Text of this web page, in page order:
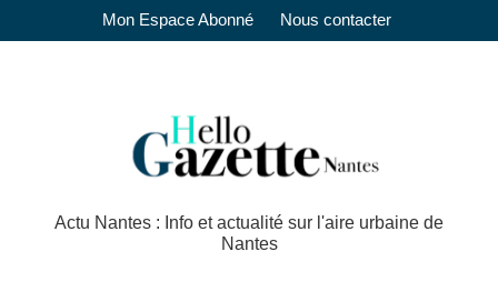
Mon Espace Abonné Nous contacter
Actu Nantes : Info et actualité sur l'aire urbaine de
Nantes